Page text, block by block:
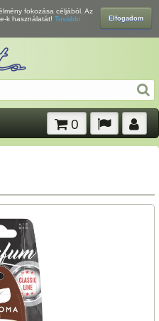
Elfogadom
fokozása céljából. Az
k használatát! További
0